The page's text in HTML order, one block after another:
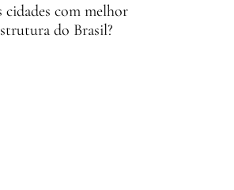
cidades com melhor
do Brasil?